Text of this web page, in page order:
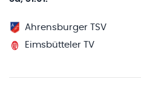
Ahrensburger TSV
Eimsbütteler TV